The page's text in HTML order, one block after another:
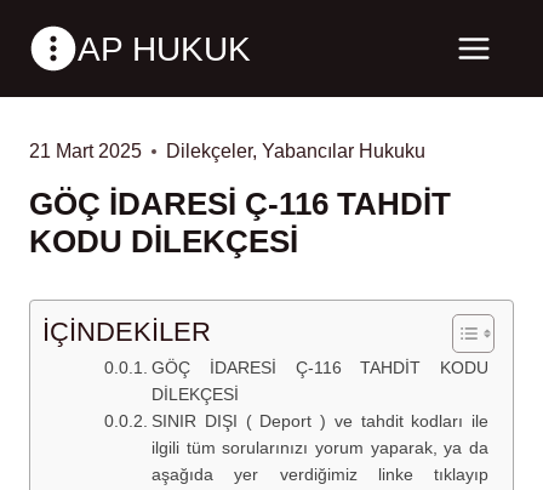
AP HUKUK
21 Mart 2025 Dilekçeler, Yabancılar Hukuku
GÖÇ İDARESİ Ç-116 TAHDİT
KODU DİLEKÇESİ
İÇİNDEKİLER
GÖÇ İDARESİ Ç-116 TAHDİT KODU
DİLEKÇESİ
SINIR DIŞI ( Deport ) ve tahdit kodları ile
ilgili tüm sorularınızı yorum yaparak, ya da
aşağıda yer verdiğimiz linke tıklayıp